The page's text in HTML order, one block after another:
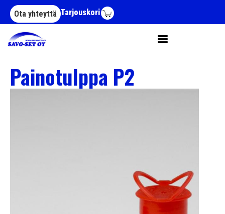
Hyppää pääsisältöön
Ota yhteyttä Tarjouskori
Painotulppa P2